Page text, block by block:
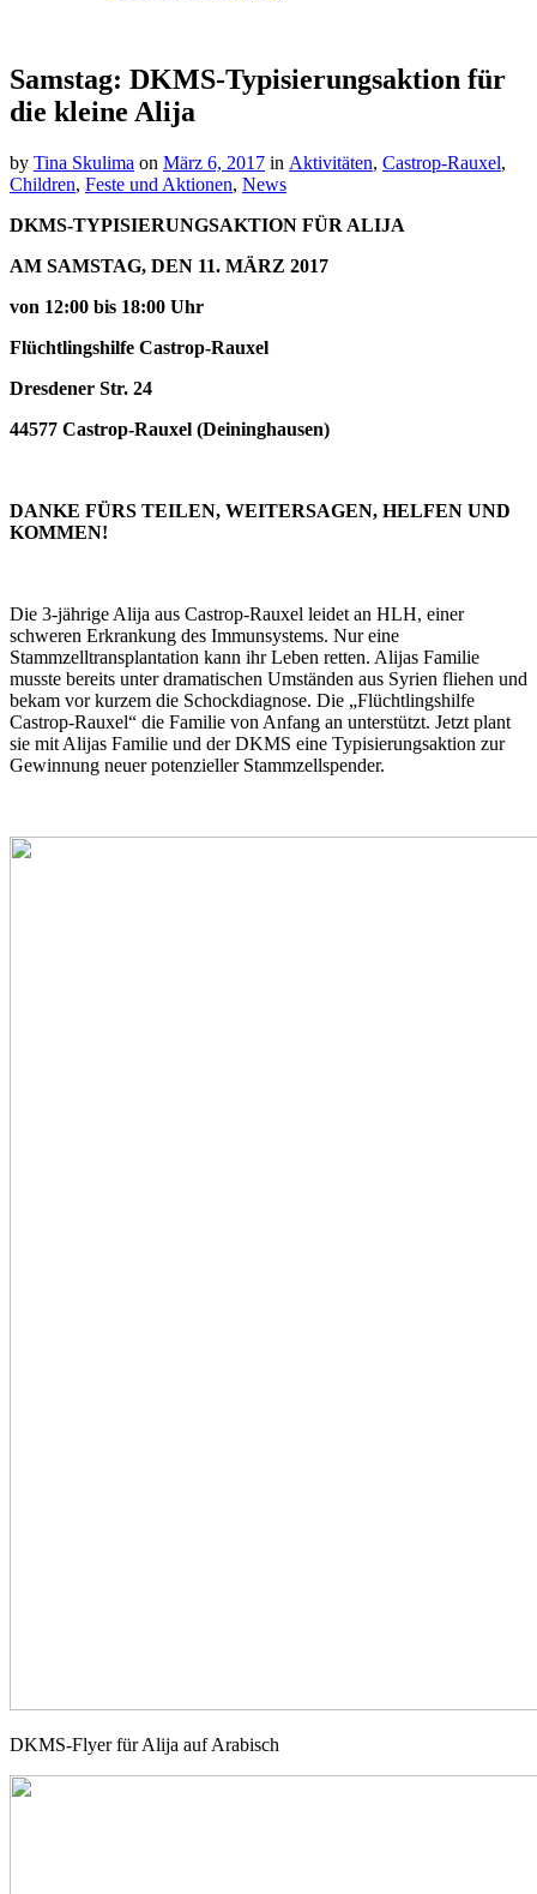
Samstag: DKMS-Typisierungsaktion für
die kleine Alija
by Tina Skulima on März 6, 2017 in Aktivitäten, Castrop-Rauxel,
Children, Feste und Aktionen, News
DKMS-TYPISIERUNGSAKTION FÜR ALIJA
AM SAMSTAG, DEN 11. MÄRZ 2017
von 12:00 bis 18:00 Uhr
Flüchtlingshilfe Castrop-Rauxel
Dresdener Str. 24
44577 Castrop-Rauxel (Deininghausen)
DANKE FÜRS TEILEN, WEITERSAGEN, HELFEN UND
KOMMEN!
Die 3-jährige Alija aus Castrop-Rauxel leidet an HLH, einer
schweren Erkrankung des Immunsystems. Nur eine
Stammzelltransplantation kann ihr Leben retten. Alijas Familie
musste bereits unter dramatischen Umständen aus Syrien fliehen und
bekam vor kurzem die Schockdiagnose. Die „Flüchtlingshilfe
Castrop-Rauxel“ die Familie von Anfang an unterstützt. Jetzt plant
sie mit Alijas Familie und der DKMS eine Typisierungsaktion zur
Gewinnung neuer potenzieller Stammzellspender.
DKMS-Flyer für Alija auf Arabisch